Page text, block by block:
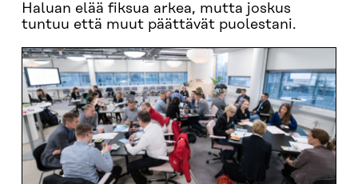
Haluan elää fiksua arkea, mutta joskus
tuntuu että muut päättävät puolestani.